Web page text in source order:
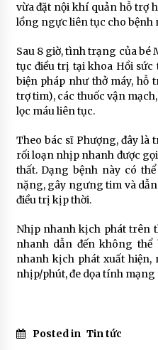
vừa đặt nội khí quản hỗ trợ
lồng ngực liên tục cho bệnh
Sau 8 giờ, tình trạng của bé
tục điều trị tại khoa Hồi
biện pháp như thở máy, hỗ
trợ tim), các thuốc vận
lọc máu liên tục.
Theo bác sĩ Phượng, đây là
rối loạn nhịp nhanh được
thất. Dạng bệnh này có
nặng, gây ngưng tim và
điều trị kịp thời.
Nhịp nhanh kịch phát trên
nhanh dẫn đến không
nhanh kịch phát xuất
nhịp/phút, đe dọa tính mạng
Posted in Tin tức